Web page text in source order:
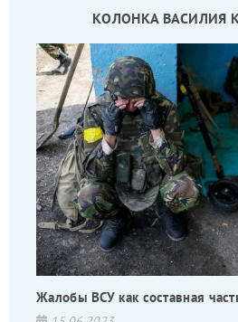
КОЛОНКА ВАСИЛИЯ
Жалобы ВСУ как составная